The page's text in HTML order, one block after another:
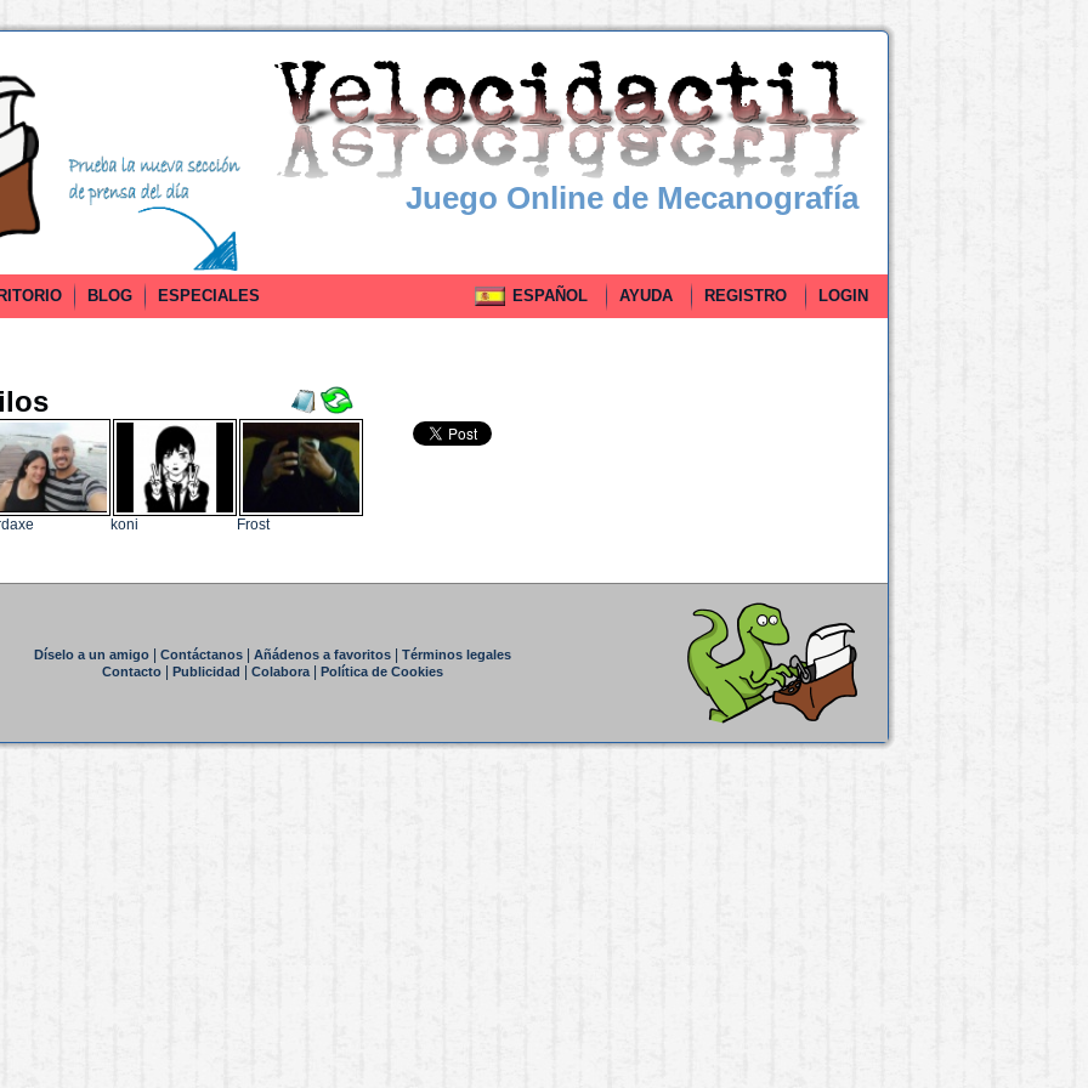
Juego Online de Mecanografía
BLOG ESPECIALES ESPAÑOL AYUDA REGISTRO LOGIN
koni Frost
Díselo a un amigo| Contáctanos| Añádenos a favoritos|
Términos legales
Contacto| Publicidad Colabora| Política de Cookies